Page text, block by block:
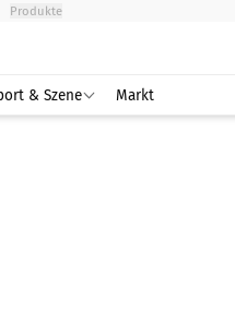
Produkte
& Szene Markt